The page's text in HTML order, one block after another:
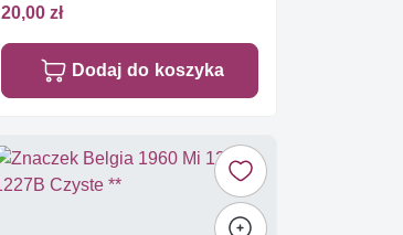
20,00 zł
Dodaj do koszyka